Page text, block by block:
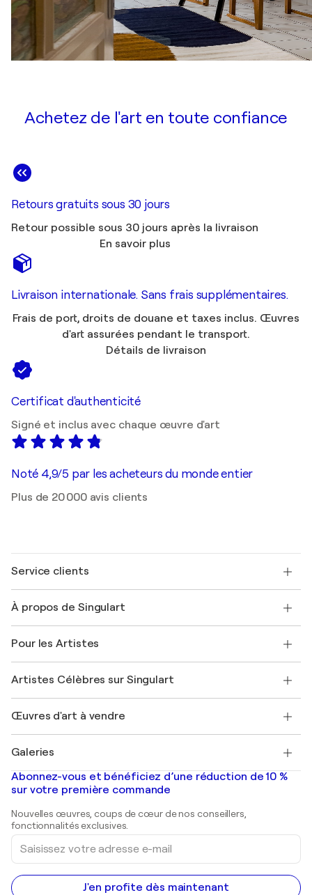
Achetez de l'art en toute confiance
Retours gratuits sous 30 jours
Retour possible sous 30 jours après la livraison
En savoir plus
Livraison internationale. Sans frais supplémentaires.
Frais de port, droits de douane et taxes inclus. Œuvres
d'art assurées pendant le transport.
Détails de livraison
Certificat d'authenticité
Signé et inclus avec chaque œuvre d'art
Noté 4,9/5 par les acheteurs du monde entier
Plus de 20 000 avis clients
Service clients
Expédition
Offrir une carte cadeau
Rejoignez notre programme commercial
Mon compte
+33 1 76 44 06 42
À propos de Singulart
FAQ
Magazine Singulart
Emplois
Découvrez une sélection d'art original
Pour les Artistes
Se connecter en tant qu'Artiste
Artistes Célèbres sur Singulart
Marc Chagall
Banksy
Mr. Brainwash
Shepard Fairey
Œuvres d'art à vendre
Tableaux abstraits à vendre
Peintures de paysage
Estampes
Peintures acryliques
Galeries
Galeries d'art en France
Galeries d'art en Belgique
Abonnez-vous et bénéficiez d’une réduction de 10 %
sur votre première commande
Nouvelles œuvres, coups de cœur de nos conseillers,
fonctionnalités exclusives.
Saisissez
votre
adresse
e-
mail
J'en profite dès maintenant